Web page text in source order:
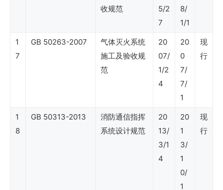
收规范
5/2
7
8/
1/1
1
7
GB 50263-2007
气体灭火系统
施工及验收规
范
20
07/
1/2
4
20
0
7/
7/
1
现
行
1
8
GB 50313-2013
消防通信指挥
系统设计规范
20
13/
3/1
4
20
1
3/
1
0/
1
现
行